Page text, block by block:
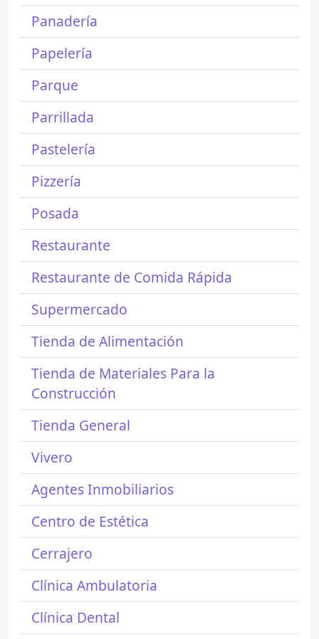
Panadería
Papelería
Parque
Parrillada
Pastelería
Pizzería
Posada
Restaurante
Restaurante de Comida Rápida
Supermercado
Tienda de Alimentación
Tienda de Materiales Para la
Construcción
Tienda General
Vivero
Agentes Inmobiliarios
Centro de Estética
Cerrajero
Clínica Ambulatoria
Clínica Dental